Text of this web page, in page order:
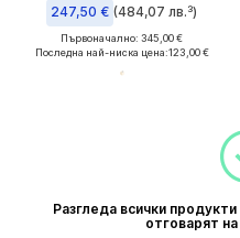
247,50 € (484,07 лв.³)
Първоначално: 345,00 €
Последна най-ниска цена:123,00 €
Разгледа всички
отговарят